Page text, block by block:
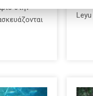
στην